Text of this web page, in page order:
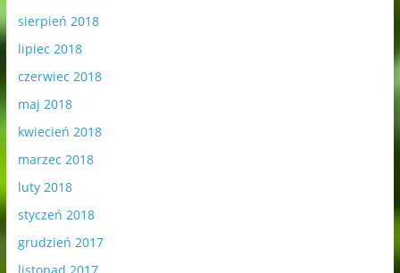
sierpień 2018
lipiec 2018
czerwiec 2018
maj 2018
kwiecień 2018
marzec 2018
luty 2018
styczeń 2018
grudzień 2017